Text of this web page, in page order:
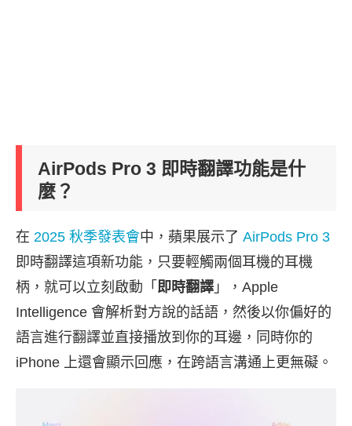
AirPods Pro 3 即時翻譯功能是什
麼？
在 2025 秋季發表會中，蘋果展示了 AirPods Pro 3
即時翻譯這項新功能，只要輕觸兩個耳機的耳機
柄，就可以立刻啟動「 即時翻譯 」，Apple
Intelligence 會解析對方說的話語，然後以你偏好的
語言進行翻譯並直接播放到你的耳邊，同時你的
iPhone 上還會顯示回應，在跨語言溝通上更無礙。